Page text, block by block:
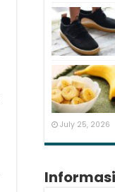
July 25, 2026